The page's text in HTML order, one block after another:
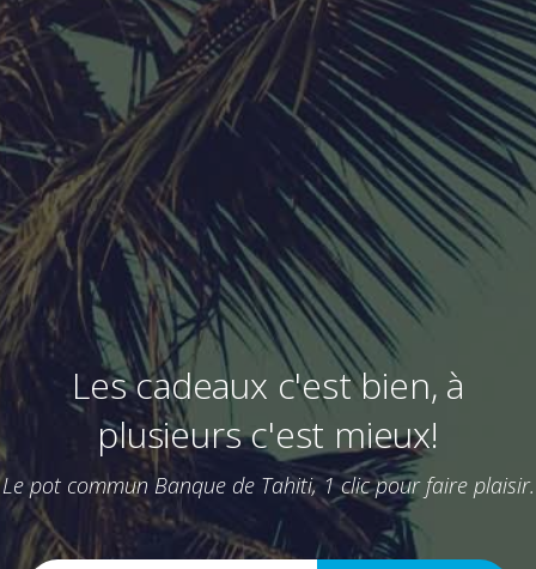
Les cadeaux c'est bien, à
plusieurs c'est mieux!
Le pot commun Banque de Tahiti, 1 clic pour faire plaisir.